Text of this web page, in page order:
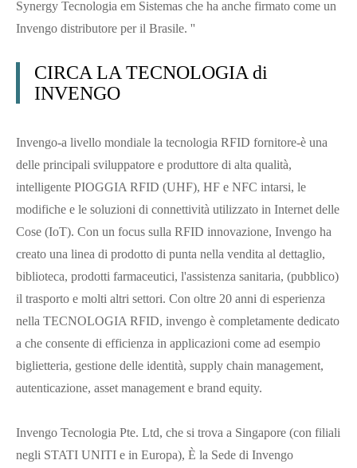
Synergy Tecnologia em Sistemas che ha anche firmato come un
Invengo distributore per il Brasile. ''
CIRCA LA TECNOLOGIA di
INVENGO
Invengo-a livello mondiale la tecnologia RFID fornitore-è una
delle principali sviluppatore e produttore di alta qualità,
intelligente PIOGGIA RFID (UHF), HF e NFC intarsi, le
modifiche e le soluzioni di connettività utilizzato in Internet delle
Cose (IoT). Con un focus sulla RFID innovazione, Invengo ha
creato una linea di prodotto di punta nella vendita al dettaglio,
biblioteca, prodotti farmaceutici, l'assistenza sanitaria, (pubblico)
il trasporto e molti altri settori. Con oltre 20 anni di esperienza
nella TECNOLOGIA RFID, invengo è completamente dedicato
a che consente di efficienza in applicazioni come ad esempio
biglietteria, gestione delle identità, supply chain management,
autenticazione, asset management e brand equity.
Invengo Tecnologia Pte. Ltd, che si trova a Singapore (con filiali
negli STATI UNITI e in Europa), È la Sede di Invengo